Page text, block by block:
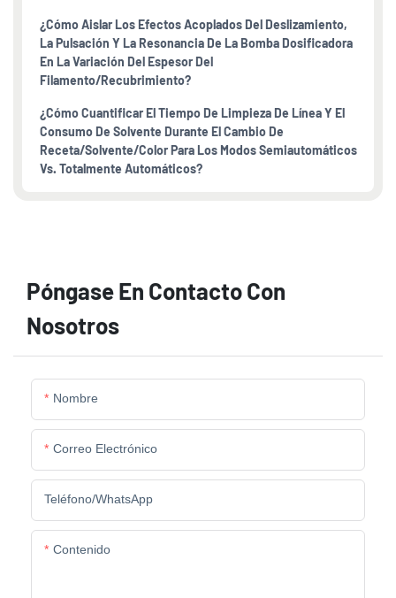
¿Cómo Aislar Los Efectos Acoplados Del Deslizamiento,
La Pulsación Y La Resonancia De La Bomba Dosificadora
En La Variación Del Espesor Del
Filamento/recubrimiento?
¿Cómo Cuantificar El Tiempo De Limpieza De Línea Y El
Consumo De Solvente Durante El Cambio De
Receta/solvente/color Para Los Modos Semiautomáticos
Vs. Totalmente Automáticos?
Póngase En Contacto Con
Nosotros
Nombre
Correo Electrónico
Teléfono/WhatsApp
Contenido